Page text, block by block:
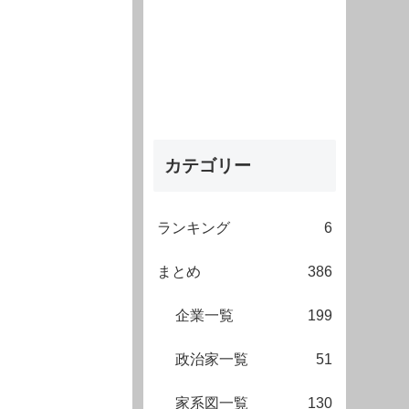
カテゴリー
ランキング 6
まとめ 386
企業一覧 199
政治家一覧 51
家系図一覧 130